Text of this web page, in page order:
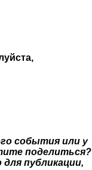
события или у
поделиться?
публикации,